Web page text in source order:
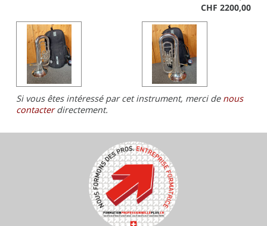
CHF 2200,00
Si vous êtes intéressé par cet instrument, merci de nous
contacterdirectement.